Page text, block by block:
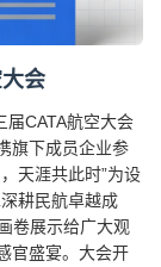
会
届CATA航空大会
旗下成员企业参
天涯共此时”为设
耕民航卓越成
卷展示给广大观
官盛宴。大会开